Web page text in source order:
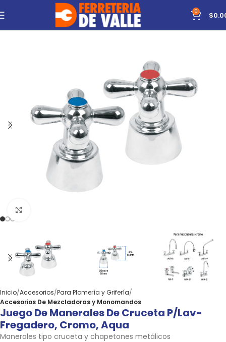
0 $
Inicio Accesorios Para Plomería y Grifería
Accesorios De Mezcladoras y Monomandos
Juego De Manerales De Cruceta P/lav-
Fregadero, Cromo, Aqua
Manerales tipo cruceta y chapetones metálicos